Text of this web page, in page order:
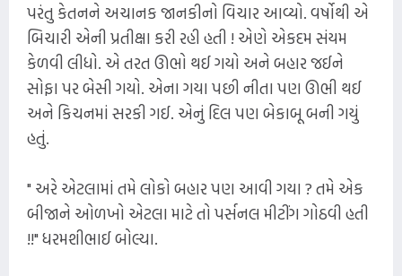
પરંતુ કેતનને અચાનક જાનકીનો વિચાર આવ્યો. વર્ષોથી એ
બિચારી એની પ્રતીક્ષા કરી રહી હતી ! એણે એકદમ સંયમ
કેળવી લીધો. એ તરત ઊભો થઈ ગયો અને બહાર જઈને
સોફા પર બેસી ગયો. એના ગયા પછી નીતા પણ ઊભી થઈ
અને કિચનમાં સરકી ગઈ. એનું દિલ પણ બેકાબૂ બની ગયું
હતું.
" અરે એટલામાં તમે લોકો બહાર પણ આવી ગયા ? તમે એક
બીજાને ઓળખો એટલા માટે તો પર્સનલ મીટીંગ ગોઠવી હતી
!!" ધરમશીભાઈ બોલ્યા.